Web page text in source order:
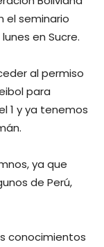
el seminario
en Sucre.
al permiso
para
1 y ya tenemos
ya que
de Perú,
conocimientos